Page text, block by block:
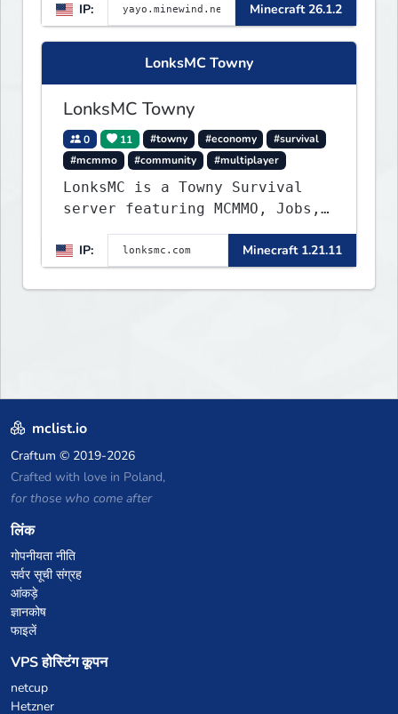
▌▌▌▌▌▌▌▌▌▌▌▌▌▌▌▌▌▌▌▌▌▌
IP: Minecraft 26.1.2
LonksMC Towny
LonksMC Towny
0 11 #towny #economy
#survival
#mcmmo
#community #multiplayer
LonksMC is a Towny Survival
server featuring MCMMO, Jobs,
free rank progression, and
weekly events. We focus on a
friendly community, balanced
economy, and long-term
IP: Minecraft 1.21.11
mclist.io
Craftum © 2019-2026
Crafted with love in Poland,
for those who come after
लिंक
गोपनीयता नीति
सर्वर सूची संग्रह
आंकड़े
ज्ञानकोष
फाइलें
VPS होस्टिंग कूपन
netcup
Hetzner